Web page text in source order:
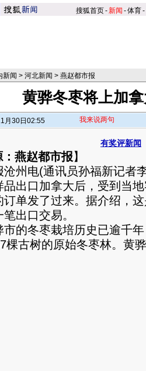
搜狐首页-新闻 -体育-
新闻 > 河北新闻 > 燕赵都市报
黄骅冬枣将上加
月30日02:55 我来说两句
有奖评新闻
：燕赵都市报】
电(通讯员孙福新记者
品出口加拿大后，受到当
订单发了过来。据介绍，
出口交易。
冬枣栽培历史已逾千年
棵古树的原始冬枣林。 黄